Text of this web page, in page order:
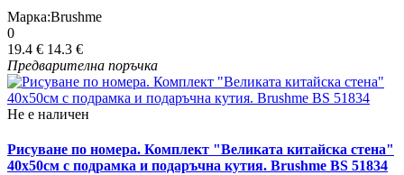
Марка:Brushme
0
19.4 € 14.3 €
Предварителна поръчка
Не е наличен
Рисуване по номера. Комплект "Великата китайска стена"
40х50см с подрамка и подаръчна кутия. Brushme BS 51834